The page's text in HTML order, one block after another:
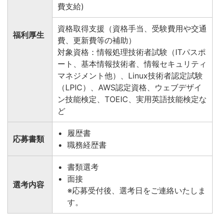
福利厚生
費支給)
資格取得支援（資格手当、受験費用や交通
費、更新費等の補助）
対象資格：情報処理技術者試験（ITパスポ
ート、基本情報技術者、情報セキュリティ
マネジメント他）、Linux技術者認定試験
（LPIC）、AWS認定資格、ウェブデザイ
ン技能検定、TOEIC、実用英語技能検定な
ど
応募書類
履歴書
職務経歴書
選考内容
書類選考
面接
※応募受付後、選考日をご連絡いたしま
す。